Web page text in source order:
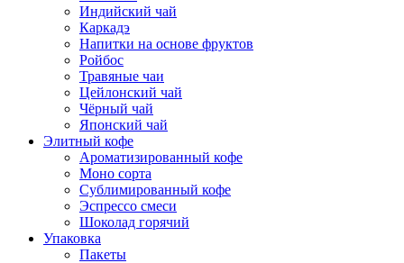
Индийский чай
Каркадэ
Напитки на основе фруктов
Ройбос
Травяные чаи
Цейлонский чай
Чёрный чай
Японский чай
Элитный кофе
Ароматизированный кофе
Моно сорта
Сублимированный кофе
Эспрессо смеси
Шоколад горячий
Упаковка
Пакеты